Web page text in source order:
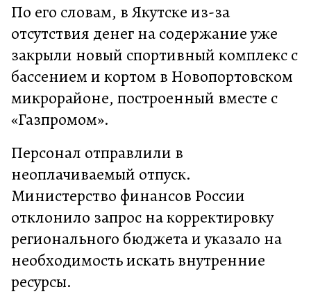
По его словам, в Якутске из-за
отсутствия денег на содержание уже
закрыли новый спортивный комплекс с
бассением и кортом в Новопортовском
микрорайоне, построенный вместе с
«Газпромом».
Персонал отправлили в
неоплачиваемый отпуск.
Министерство финансов России
отклонило запрос на корректировку
регионального бюджета и указало на
необходимость искать внутренние
ресурсы.